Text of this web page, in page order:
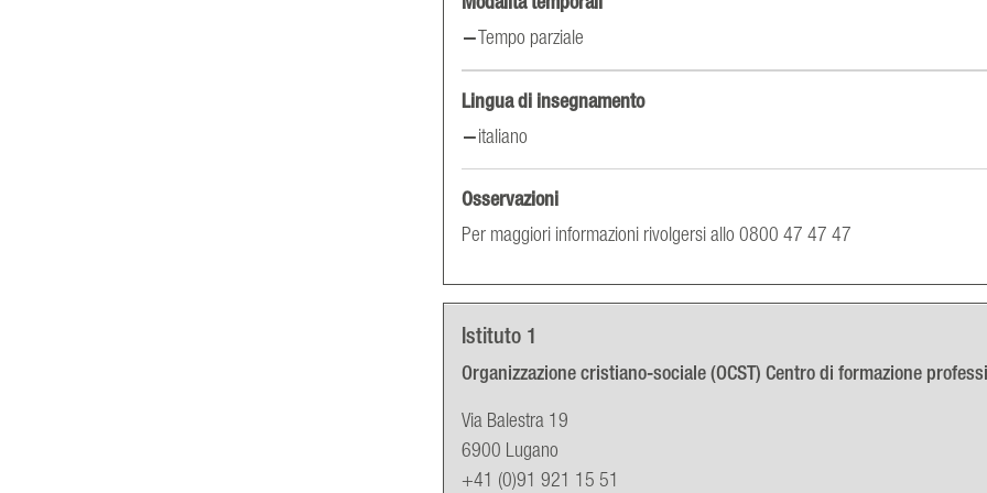
Tempo parziale
Lingua di insegnamento
italiano
Osservazioni
Per maggiori informazioni rivolgersi allo 0800 47 47 47
Istituto 1
Organizzazione cristiano-sociale (OCST) Centro di formazione
Via Balestra 19
6900 Lugano
+41 (0)91 921 15 51